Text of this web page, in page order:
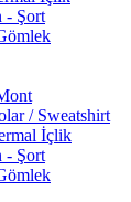
- Şort
/ Sweatshirt
İçlik
- Şort